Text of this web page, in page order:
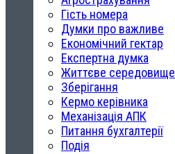
Гість номера
Думки про важливе
Економічний гектар
Експертна думка
Життєве середовище
Зберігання
Кермо керівника
Механізація АПК
Питання бухгалтерії
Подія